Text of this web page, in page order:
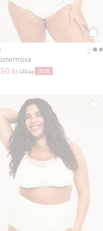
Köp
kr.179 kr. -50%
brieftrosa, Lägg till i favoriter